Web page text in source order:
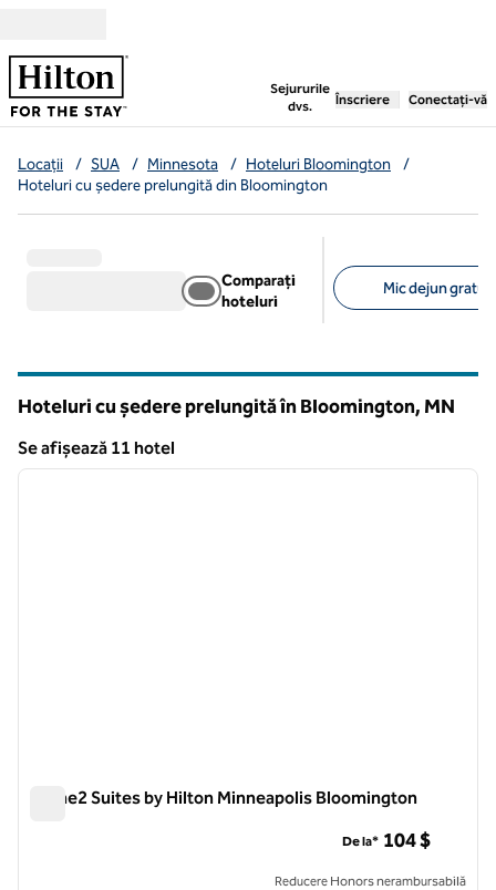
Sejururile
dvs.
, deschide o filă nouă
Înscriere Conectați-vă
Locații / SUA / Minnesota / Hoteluri Bloomington
/
Hoteluri cu ședere prelungită din Bloomington
Comparați
hoteluri
Mic dejun
Hoteluri cu ședere prelungită în Bloomington, MN
Se afișează 11 hotel
Se afișează 11 hotel
1 din 12
Home2 Suites by Hilton Minneapolis Bloomington
De la* 104 $
Reducere Honors nerambursabilă